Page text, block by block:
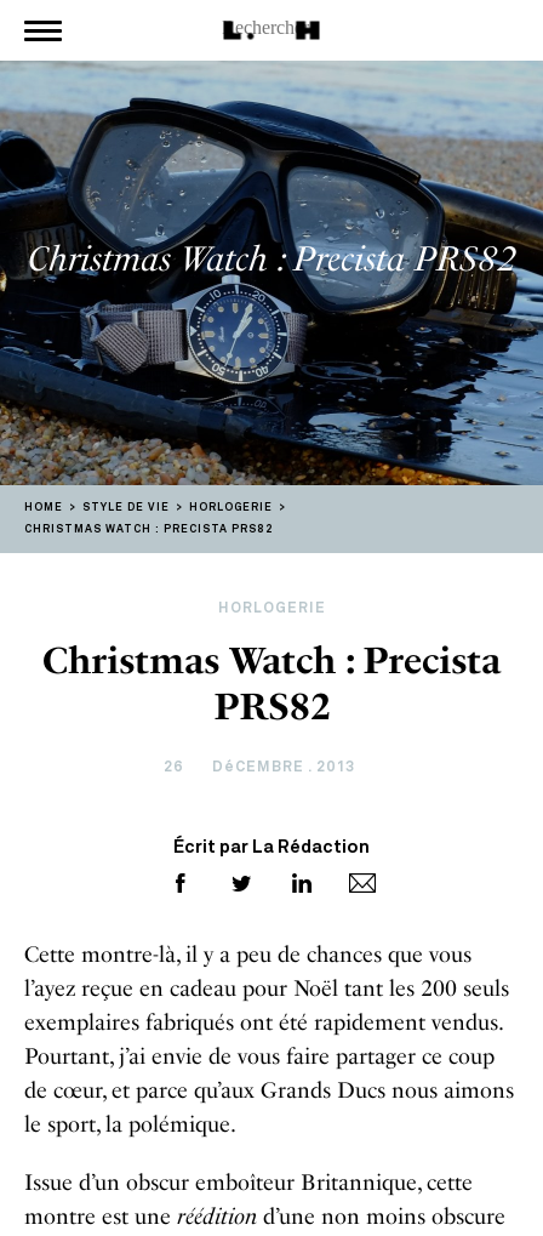
Christmas Watch : Precista PRS82
HOME STYLE DE VIE
HORLOGERIE
CHRISTMAS WATCH : PRECISTA PRS82
HORLOGERIE
Christmas Watch : Precista
PRS82
26 DéCEMBRE . 2013
Écrit par La Rédaction
Cette montre-là, il y a peu de chances que vous
l’ayez reçue en cadeau pour Noël tant les 200 seuls
exemplaires fabriqués ont été rapidement vendus.
Pourtant, j’ai envie de vous faire partager ce coup
de cœur, et parce qu’aux Grands Ducs nous aimons
le sport, la polémique.
Issue d’un obscur emboîteur Britannique, cette
montre est une réédition d’une non moins obscure